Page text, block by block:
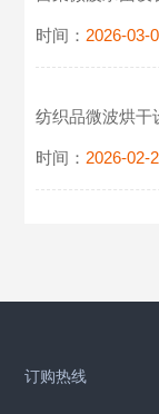
时间： 2026-03-
纺织品微波烘干
时间： 2026-02-
订购热线